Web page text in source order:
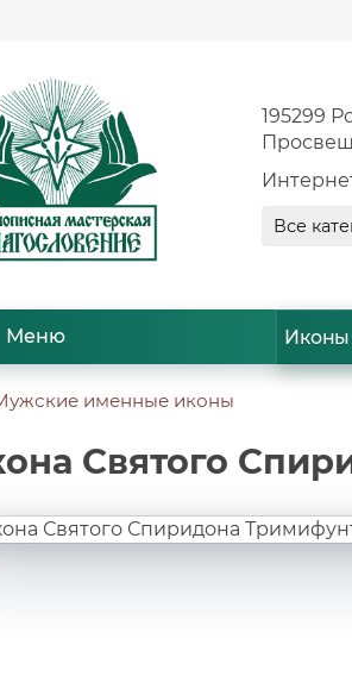
195299
Все
Меню Иконы
именные иконы
Святого